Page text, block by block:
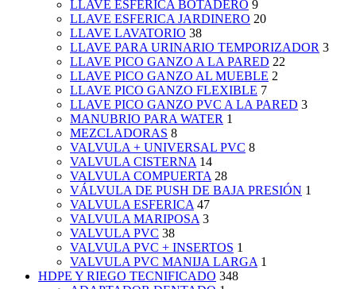
LLAVE ESFERICA BOTADERO 9
LLAVE ESFERICA JARDINERO 20
LLAVE LAVATORIO 38
LLAVE PARA URINARIO TEMPORIZADOR 3
LLAVE PICO GANZO A LA PARED 22
LLAVE PICO GANZO AL MUEBLE 2
LLAVE PICO GANZO FLEXIBLE 7
LLAVE PICO GANZO PVC A LA PARED 3
MANUBRIO PARA WATER 1
MEZCLADORAS 8
VALVULA + UNIVERSAL PVC 8
VALVULA CISTERNA 14
VALVULA COMPUERTA 28
VÁLVULA DE PUSH DE BAJA PRESIÓN 1
VALVULA ESFERICA 47
VALVULA MARIPOSA 3
VALVULA PVC 38
VALVULA PVC + INSERTOS 1
VALVULA PVC MANIJA LARGA 1
HDPE Y RIEGO TECNIFICADO 348